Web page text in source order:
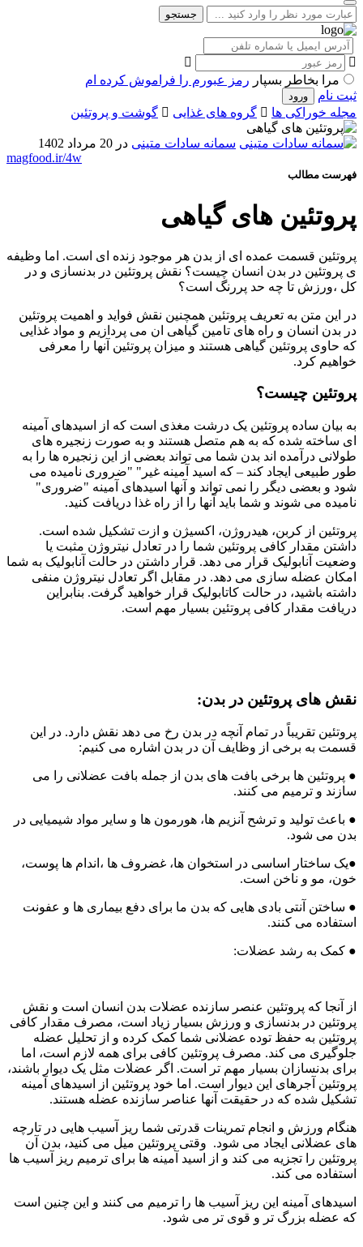
جستجو
مرا بخاطر بسپار رمز عبورم را فراموش کرده ام
ثبت نام
مجله خوراکی ها
گروه های غذایی گوشت و پروتئین
سمانه سادات متینی در 20 مرداد 1402
magfood.ir/4w
فهرست مطالب
پروتئین های گیاهی
پروتئین قسمت عمده ای از بدن هر موجود زنده ای است. اما وظیفه
ی پروتئین در بدن انسان چیست؟ نقش پروتئین در بدنسازی و در
کل ،ورزش تا چه حد پررنگ است؟
در این متن به تعریف پروتئین همچنین نقش فواید و اهمیت پروتئین
در بدن انسان و راه های تامین گیاهی ان می پردازیم و مواد غذایی
که حاوی پروتئین گیاهی هستند و میزان پروتئین آنها را معرفی
خواهیم کرد.
پروتئین چیست؟
به بیان ساده پروتئین یک درشت مغذی است که از اسیدهای آمینه
ای ساخته شده که به هم متصل هستند و به صورت زنجیره های
طولانی درآمده اند‌ بدن شما می تواند بعضی از این زنجیره ها را به
طور طبیعی ایجاد کند – که اسید آمینه غیر" "ضروری نامیده می
شود و بعضی دیگر را نمی تواند و آنها اسیدهای آمینه "ضروری"
نامیده می شوند و شما باید آنها را از راه غذا دریافت کنید.
پروتئین از کربن، هیدروژن، اکسیژن و ازت تشکیل شده است.
داشتن مقدار کافی پروتئین شما را در تعادل نیتروژن مثبت یا
وضعیت آنابولیک قرار می دهد. قرار داشتن در حالت آنابولیک به شما
امکان عضله سازی می دهد. در مقابل اگر تعادل نیتروژن منفی
داشته باشید، در حالت کاتابولیک قرار خواهید گرفت. بنابراین
دریافت مقدار کافی پروتئین بسیار مهم است.
نقش های پروتئین در بدن:
پروتئین تقریباً در تمام آنچه در بدن رخ می دهد نقش دارد. در این
قسمت به برخی از وظایف آن در بدن اشاره می کنیم:
● پروتئین ها برخی بافت های بدن از جمله بافت عضلانی را می
سازند و ترمیم می کنند.
● باعث تولید و ترشح آنزیم ها، هورمون ها و سایر مواد شیمیایی در
بدن می شود.
●یک ساختار اساسی در استخوان ها، غضروف ها ،اندام ها پوست،
خون، مو و ناخن است.
● ساختن آنتی بادی هایی که بدن ما برای دفع بیماری ها و عفونت
استفاده می کنند.
● کمک به رشد عضلات:
از آنجا که پروتئین عنصر سازنده عضلات بدن انسان است و نقش
پروتئین در بدنسازی و ورزش بسیار زیاد است، مصرف مقدار کافی
پروتئین به حفظ توده عضلانی شما کمک کرده و از تحلیل عضله
جلوگیری می کند. مصرف پروتئین کافی برای همه لازم است، اما
برای بدنسازان بسیار مهم تر است. اگر عضلات مثل یک دیوار باشند،
پروتئین آجرهای این دیوار است. اما خود پروتئین از اسیدهای آمینه
تشکیل شده که در حقیقت آنها عناصر سازنده عضله هستند.
هنگام ورزش و انجام تمرینات قدرتی شما ریز آسیب هایی در تارچه
های عضلانی ایجاد می شود. وقتی پروتئین میل می کنید، بدن آن
پروتئین را تجزیه می کند و از اسید آمینه ها برای ترمیم ریز آسیب ها
استفاده می کند.
اسیدهای آمینه این ریز آسیب ها را ترمیم می کنند و این چنین است
که عضله بزرگ تر و قوی تر می شود.